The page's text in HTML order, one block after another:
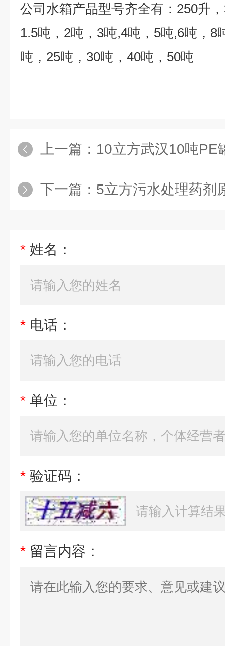
公司水箱产品型号齐全有： 250升，
1.5吨， 2吨， 3吨,4吨， 5吨,6吨， 8
吨， 25吨， 30吨， 40吨， 50吨
上一篇： 10立方武汉10吨PE罐
下一篇： 5立方污水处理药剂
* 姓名：
* 电话：
* 单位：
* 验证码：
* 留言内容：